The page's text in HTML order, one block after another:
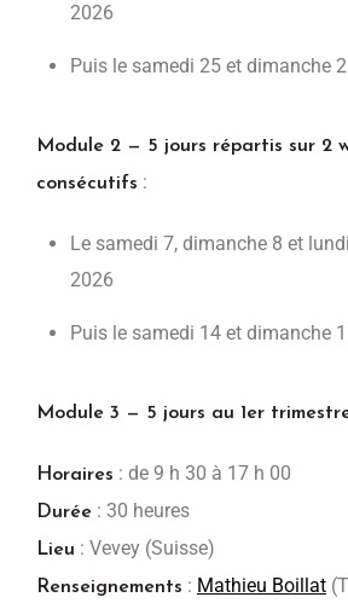
2026
Puis le samedi 25 et dimanche
Module 2 — 5 jours répartis sur 2
consécutifs :
Le samedi 7, dimanche 8 et
2026
Puis le samedi 14 et dimanche
Module 3 — 5 jours au 1er
Horaires : de 9 h 30 à 17 h 00
Durée : 30 heures
Lieu : Vevey (Suisse)
Renseignements : Mathieu Boillat